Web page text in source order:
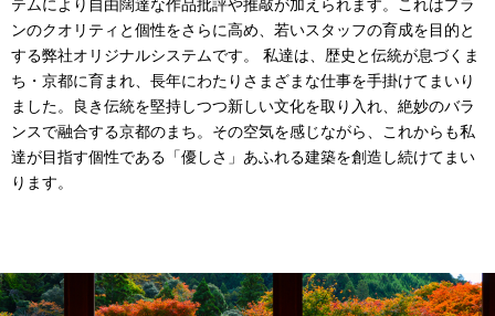
テムにより自由闊達な作品批評や推敲が加えられます。これはプラ
ンのクオリティと個性をさらに高め、若いスタッフの育成を目的と
する弊社オリジナルシステムです。 私達は、歴史と伝統が息づくま
ち・京都に育まれ、長年にわたりさまざまな仕事を手掛けてまいり
ました。良き伝統を堅持しつつ新しい文化を取り入れ、絶妙のバラ
ンスで融合する京都のまち。その空気を感じながら、これからも私
達が目指す個性である「優しさ」あふれる建築を創造し続けてまい
ります。